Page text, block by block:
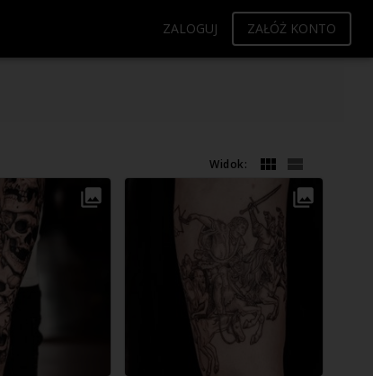
ZALOGUJ ZAŁÓŻ KONTO
Widok: